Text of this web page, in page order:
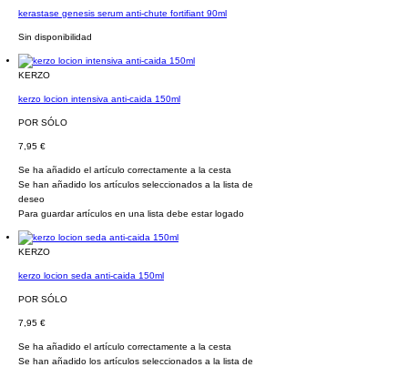
kerastase genesis serum anti-chute fortifiant 90ml
Sin disponibilidad
KERZO
kerzo locion intensiva anti-caida 150ml
POR SÓLO
7,95 €
Se ha añadido el artículo correctamente a la cesta
Se han añadido los artículos seleccionados a la lista de
deseo
Para guardar artículos en una lista debe estar logado
KERZO
kerzo locion seda anti-caida 150ml
POR SÓLO
7,95 €
Se ha añadido el artículo correctamente a la cesta
Se han añadido los artículos seleccionados a la lista de